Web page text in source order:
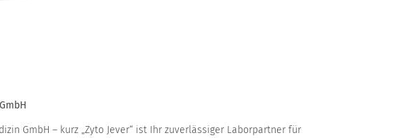
GmbH – kurz „Zyto Jever“ ist Ihr zuverlässiger Laborpartner für